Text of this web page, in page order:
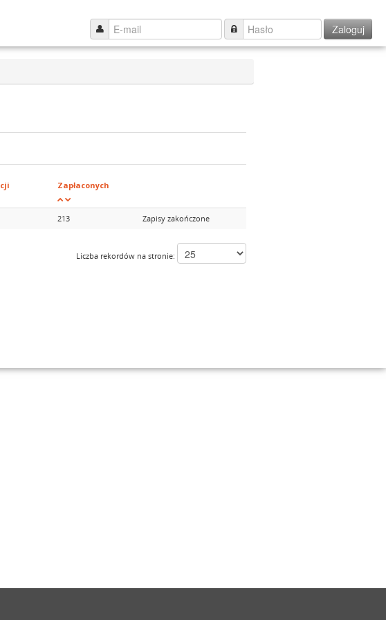
Zaloguj
Zapłaconych
213 Zapisy zakończone
Liczba rekordów na stronie: